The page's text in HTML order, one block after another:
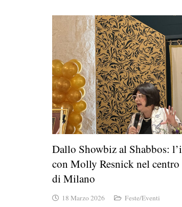
Dallo Showbiz al Shabbos:
con Molly Resnick nel centro
di Milano
18 Marzo 2026 Feste/Eventi